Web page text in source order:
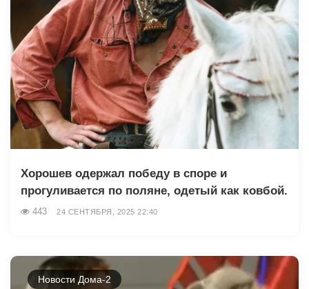
Хорошев одержал победу в споре и
прогуливается по поляне, одетый как ковбой.
443 24 СЕНТЯБРЯ, 2025 22:40
Новости Дома-2